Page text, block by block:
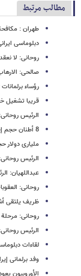
مطالب مرتبط
طهران :
دبلوماسی
روحانی: لا نعقد
صالحی:
رؤساء برلمانات 29 دولة فی اجتماع البرلمانات الاسلامیة بطهران
قریبا تشغیل
الرئیس
8 أطنان حجم إحتیاطی إیران من الیورانیوم المخصب بنسبة 5%
ملیاری دولار
الرئیس
عبداللهیان:
روحانی:‌
ظریف یلتقی
روحانی: مرحلة
الرئیس
لقاءات
وفد برلمانی